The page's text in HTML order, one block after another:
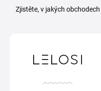
Zjistěte, v jakých